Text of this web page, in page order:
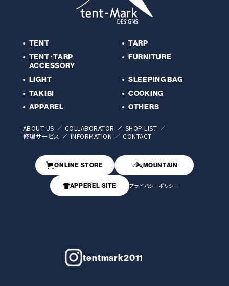
TENT
TARP
TENT･TARP
ACCESSORY
FURNITURE
LIGHT
SLEEPING BAG
TAKIBI
COOKING
APPAREL
OTHERS
ABOUT US COLLABORATOR
SHOP LIST
修理サービス
INFORMATION CONTACT
ONLINE STORE MOUNTAIN
APPEREL SITE プライバシーポリシー
tentmark2011